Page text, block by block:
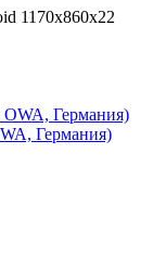
1170x860x22
Германия)